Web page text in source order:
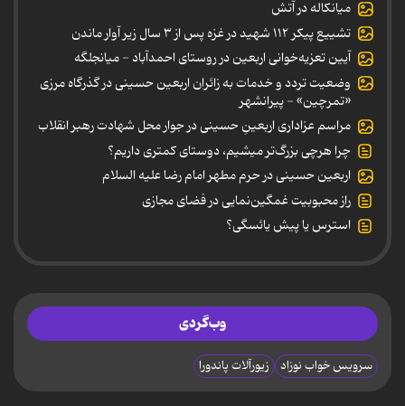
میانکاله در آتش
تشییع پیکر ۱۱۲ شهید در غزه پس از ۳ سال زیر آوار ماندن
آیین تعزیه‌خوانی اربعین در روستای احمدآباد - میانجلگه
وضعیت تردد و خدمات به زائران اربعین حسینی در گذرگاه مرزی
«تمرچین» - پیرانشهر
مراسم عزاداری اربعینِ حسینی در جوار محل شهادت رهبر انقلاب
چرا هرچی بزرگ‌تر میشیم، دوستای کمتری داریم؟
اربعین حسینی در حرم مطهر امام رضا علیه السلام
راز محبوبیت غمگین‌نمایی در فضای مجازی
استرس یا پیش یائسگی؟
وب‌گردی
سرویس خواب نوزاد زیورآلات پاندورا